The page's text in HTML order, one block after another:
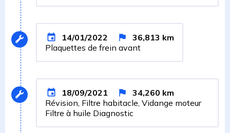
14/01/2022 36,813 km
Plaquettes de frein avant
18/09/2021 34,260 km
Révision, Filtre habitacle, Vidange moteur
Filtre à huile Diagnostic